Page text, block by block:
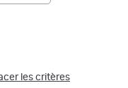
les critères